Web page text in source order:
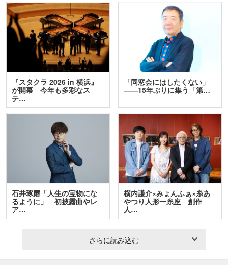
『スタクラ 2026 in 横浜』
が開幕 今年も多彩なス
テ…
「同窓会にはしたくない」
――15年ぶりに集う「第…
石井琢磨「人生の宝物にな
るように」 初披露曲やレ
ア…
横内謙介×みょんふぁ×糸あ
やつり人形一糸座 創作
人…
さらに読み込む